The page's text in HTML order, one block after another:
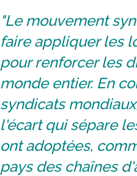
"Le mouvement
faire appliquer les
pour renforcer les
monde entier. En
syndicats
l'écart qui sépare
ont adoptées,
pays des chaînes